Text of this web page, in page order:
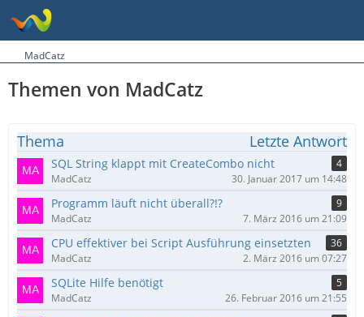
MadCatz
Themen von MadCatz
Thema Letzte Antwort
SQL String klappt mit CreateCombo nicht
4
MadCatz
30. Januar 2017 um 14:48
Programm läuft nicht überall?!?
9
MadCatz
7. März 2016 um 21:09
CPU effektiver bei Script Ausführung einsetzten
36
MadCatz
2. März 2016 um 07:27
SQLite Hilfe benötigt
5
MadCatz
26. Februar 2016 um 21:55